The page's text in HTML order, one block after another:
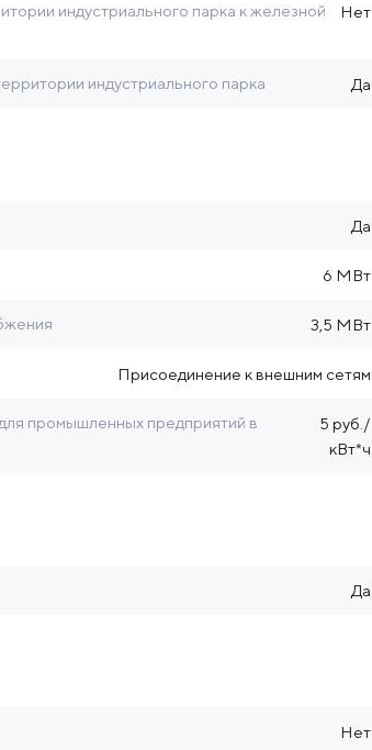
индустриального парка к железной
Нет
индустриального парка Да
Да
6 МВт
3,5 МВт
Присоединение к внешним сетям
промышленных предприятий в
5 руб./
кВт*ч
Да
Нет